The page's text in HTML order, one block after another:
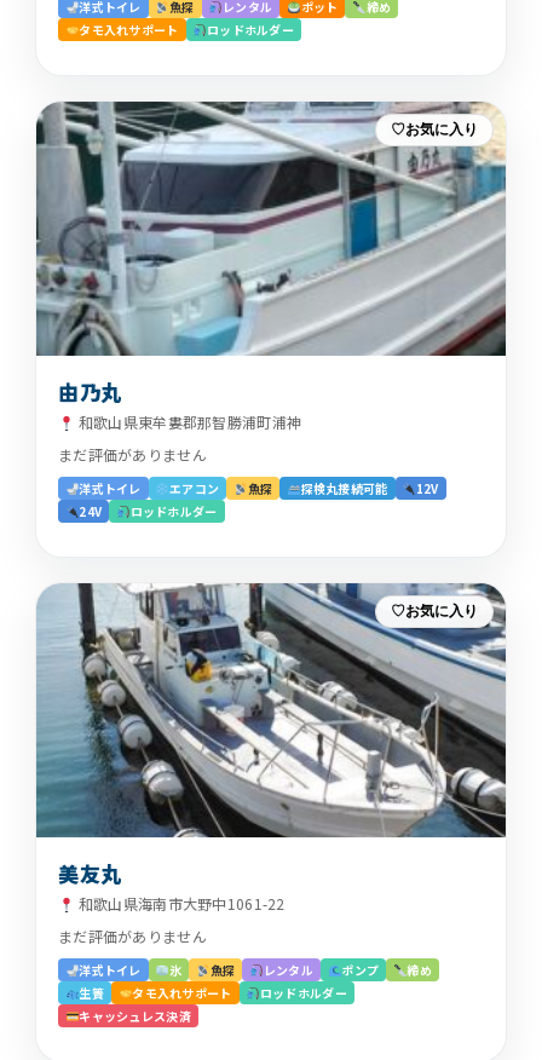
洋式トイレ 魚探 レンタル ポット
締め
タモ入れサポート
ロッドホルダー
お気に入り
由乃丸
和歌山県東牟婁郡那智勝浦町浦神
まだ評価がありません
洋式トイレ エアコン 魚探 探検丸接続可能
12V
24V
ロッドホルダー
お気に入り
美友丸
和歌山県海南市大野中1061-22
まだ評価がありません
洋式トイレ 氷 魚探 レンタル ポンプ
締め
生簀
タモ入れサポート
ロッドホルダー
キャッシュレス決済